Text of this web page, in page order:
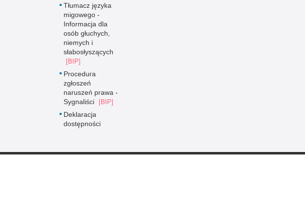
Tłumacz języka
migowego -
Informacja dla
osób głuchych,
niemych i
słabosłyszących
Procedura
zgłoszeń
naruszeń prawa -
Sygnaliści
Deklaracja
dostępności